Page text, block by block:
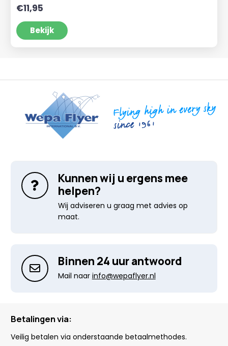
€11,95
Bekijk
Kunnen wij u ergens mee
helpen?
Wij adviseren u graag met advies op
maat.
Binnen 24 uur antwoord
Mail naar info@wepaflyer.nl
Betalingen via:
Veilig betalen via onderstaande betaalmethodes.